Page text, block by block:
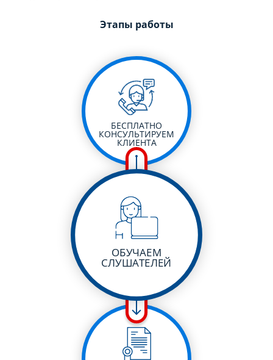
Этапы работы
БЕСПЛАТНО
КОНСУЛЬТИРУЕМ
КЛИЕНТА
ОБУЧАЕМ
СЛУШАТЕЛЕЙ